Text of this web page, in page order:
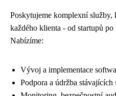
Poskytujeme komplexní
každého klienta - od startupů
Nabízíme:
Vývoj a implementace
Podpora a údržba stávajících